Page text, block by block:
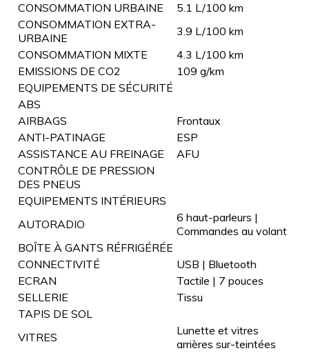
CONSOMMATION URBAINE
5.1 L/100 km
CONSOMMATION EXTRA-
URBAINE
3.9 L/100 km
CONSOMMATION MIXTE
4.3 L/100 km
EMISSIONS DE CO2
109 g/km
EQUIPEMENTS DE SÉCURITÉ
ABS
AIRBAGS
Frontaux
ANTI-PATINAGE
ESP
ASSISTANCE AU FREINAGE
AFU
CONTRÔLE DE PRESSION
DES PNEUS
EQUIPEMENTS INTÉRIEURS
AUTORADIO
6 haut-parleurs |
Commandes au volant
BOÎTE À GANTS RÉFRIGÉRÉE
CONNECTIVITÉ
USB | Bluetooth
ECRAN
Tactile | 7 pouces
SELLERIE
Tissu
TAPIS DE SOL
VITRES
Lunette et vitres
arrières sur-teintées